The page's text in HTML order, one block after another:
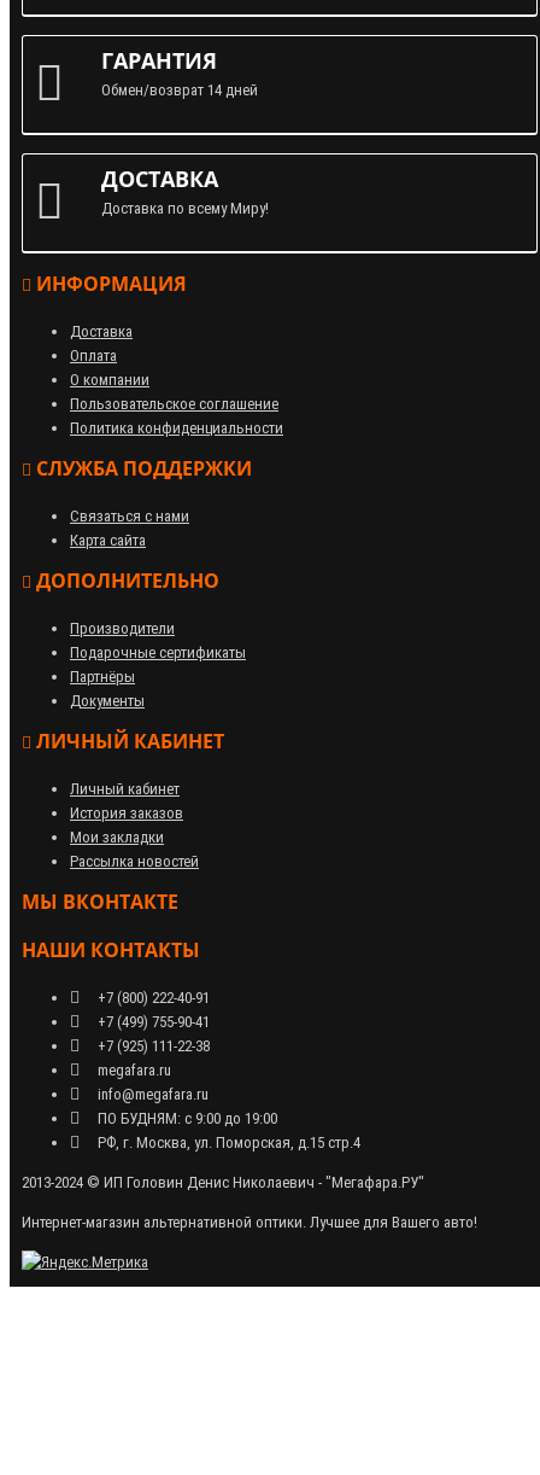
ГАРАНТИЯ
Обмен/возврат 14 дней
ДОСТАВКА
Доставка по всему Миру!
ИНФОРМАЦИЯ
Доставка
Оплата
О компании
Пользовательское соглашение
Политика конфиденциальности
СЛУЖБА ПОДДЕРЖКИ
Связаться с нами
Карта сайта
ДОПОЛНИТЕЛЬНО
Производители
Подарочные сертификаты
Партнёры
Документы
ЛИЧНЫЙ КАБИНЕТ
Личный кабинет
История заказов
Мои закладки
Рассылка новостей
МЫ ВКОНТАКТЕ
НАШИ КОНТАКТЫ
+7 (800) 222-40-91
+7 (499) 755-90-41
+7 (925) 111-22-38
megafara.ru
info@megafara.ru
ПО БУДНЯМ: с 9:00 до 19:00
РФ, г. Москва, ул. Поморская, д.15 стр.4
2013-2024 © ИП Головин Денис Николаевич - "Мегафара.РУ"
Интернет-магазин альтернативной оптики. Лучшее для Вашего авто!